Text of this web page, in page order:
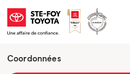
Coordonnées